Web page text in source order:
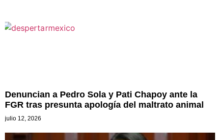
Denuncian a Pedro Sola y Pati Chapoy ante la
FGR tras presunta apología del maltrato animal
julio 12, 2026